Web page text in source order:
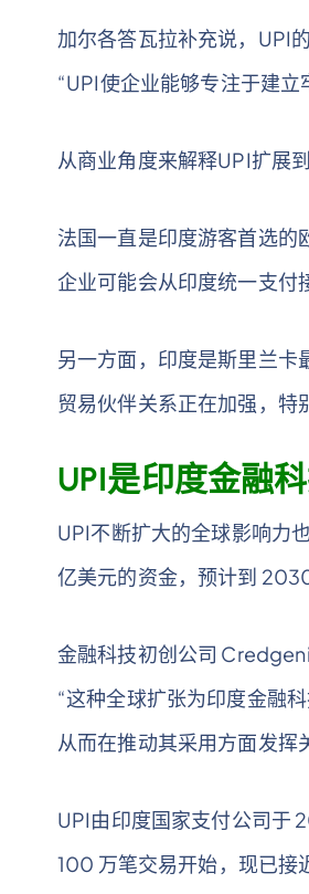
加尔各答瓦拉补充说，UPI
“UPI使企业能够专注于建
从商业角度来解释UPI扩展
法国一直是印度游客首选的
企业可能会从印度统一支付
另一方面，印度是斯里兰卡
贸易伙伴关系正在加强，特
UPI是印度金融
UPI不断扩大的全球影响力
亿美元的资金，预计到
金融科技初创公司
“这种全球扩张为印度金融
从而在推动其采用方面发挥
UPI由印度国家支付公司于
100 万笔交易开始，现已接